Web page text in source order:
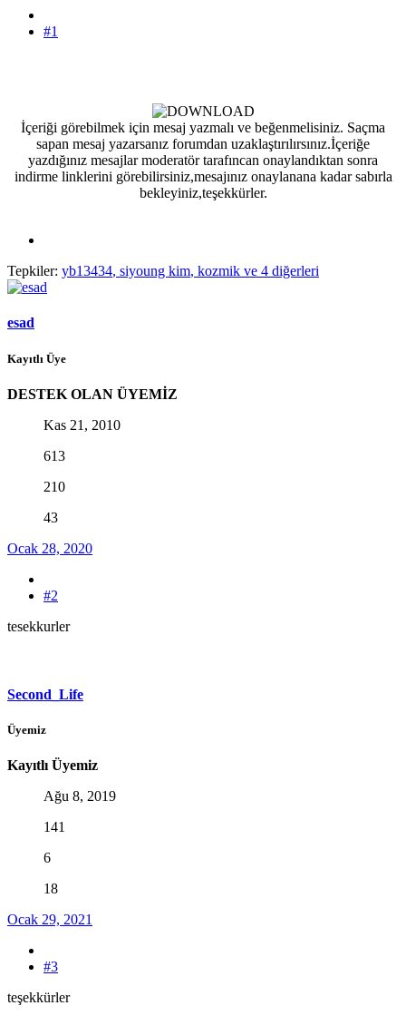
#1
İçeriği görebilmek için mesaj yazmalı ve beğenmelisiniz. Saçma
sapan mesaj yazarsanız forumdan uzaklaştırılırsınız.İçeriğe
yazdığınız mesajlar moderatör tarafıncan onaylandıktan sonra
indirme linklerini görebilirsiniz,mesajınız onaylanana kadar sabırla
bekleyiniz,teşekkürler.
Tepkiler: yb13434, siyoung kim, kozmik ve 4 diğerleri
esad
Kayıtlı Üye
DESTEK OLAN ÜYEMİZ
Kas 21, 2010
613
210
43
Ocak 28, 2020
#2
tesekkurler
Second_Life
Üyemiz
Kayıtlı Üyemiz
Ağu 8, 2019
141
6
18
Ocak 29, 2021
#3
teşekkürler